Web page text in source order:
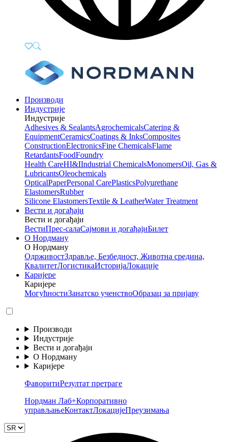
Производи
Индустрије
Индустрије
Adhesives & SealantsAgrochemicalsCatering &
EquipmentCeramicsCoatings & InksComposites
ConstructionElectronicsFine ChemicalsFlame
RetardantsFoodFoundry
Health CareHI&IIndustrial ChemicalsMonomersOil, Gas &
LubricantsOleochemicals
OpticalPaperPersonal CarePlasticsPolyurethane
ElastomersRubber
Silicone ElastomersTextile & LeatherWater Treatment
Вести и догађаји
Вести и догађаји
ВестиПрес-салаСајмови и догађајиБилет
О Нордману
О Нордману
ОдрживостЗдравље, Безбедност, Животна средина,
КвалитетЛогистикаИсторијаЛокације
Каријере
Каријере
МогућностиЗанатско ученствоОбразац за пријаву
Производи
Индустрије
Вести и догађаји
О Нордману
Каријере
ФаворитиРезултат претраге
Нордман Лаб+Корпоративно
управљањеКонтактЛокацијеПреузимања